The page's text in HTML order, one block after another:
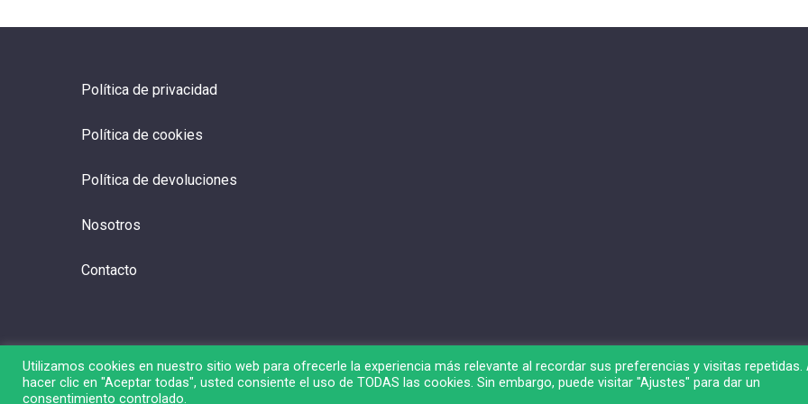
Política de privacidad
Política de cookies
Política de devoluciones
Nosotros
Contacto
© 2026 Liga de Bolsa.
Utilizamos cookies en nuestro sitio web para ofrecerle la experiencia más relevante al recordar sus preferencias y visitas repetidas.
hacer clic en "Aceptar todas", usted consiente el uso de TODAS las cookies. Sin embargo, puede visitar "Ajustes" para dar un
consentimiento controlado.